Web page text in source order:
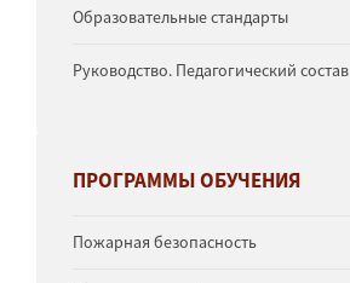
Образовательные стандарты
Руководство. Педагогический состав
ПРОГРАММЫ ОБУЧЕНИЯ
Пожарная безопасность